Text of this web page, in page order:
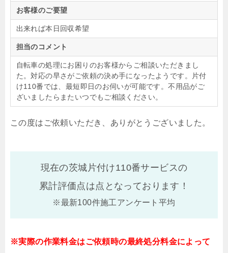
お客様のご要望
出来れば本日回収希望
担当のコメント
自転車の処理にお困りのお客様からご相談いただきまし
た。対応の早さがご依頼の決め手になったようです。片付
け110番では、最短即日のお伺いが可能です。不用品がご
ざいましたらまたいつでもご相談ください。
この度はご依頼いただき、ありがとうございました。
現在の茨城片付け110番サービスの
累計評価点は点となっております！
※最新100件施工アンケート平均
※実際の作業料金はご依頼時の最終処分料金によって